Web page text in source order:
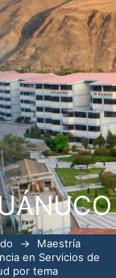
de Salud
→
Maestría
en Servicios de
por tema